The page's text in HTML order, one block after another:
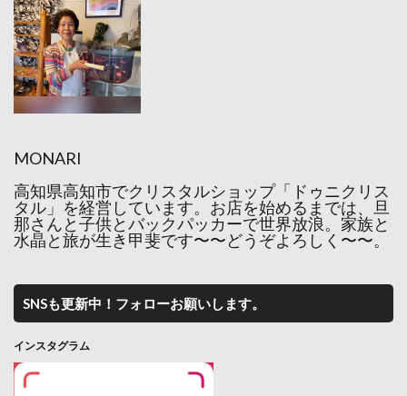
MONARI
高知県高知市でクリスタルショップ「ドゥニクリス
タル」を経営しています。お店を始めるまでは、旦
那さんと子供とバックパッカーで世界放浪。家族と
水晶と旅が生き甲斐です〜〜どうぞよろしく〜〜。
SNSも更新中！フォローお願いします。
インスタグラム